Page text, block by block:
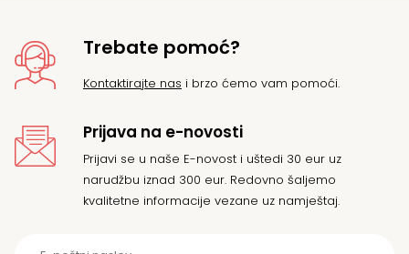
Trebate pomoć?
Kontaktirajte nas i brzo ćemo vam pomoći.
Prijava na e-novosti
Prijavi se u naše E-novost i uštedi 30 eur uz
narudžbu iznad 300 eur. Redovno šaljemo
kvalitetne informacije vezane uz namještaj.